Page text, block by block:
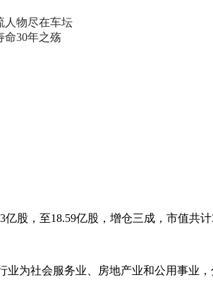
人物尽在车坛
命30年之殇
股，至18.59亿股，增仓三成，市值共计
为社会服务业、房地产业和公用事业